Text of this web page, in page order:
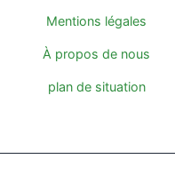
Mentions légales
À propos de nous
plan de situation